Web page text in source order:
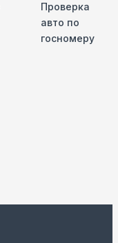
Проверка
авто по
госномеру